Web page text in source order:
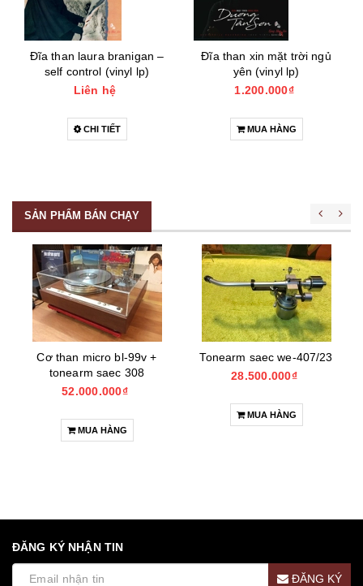
Đĩa than laura branigan –
self control (vinyl lp)
Liên hệ
CHI TIẾT
Đĩa than xin mặt trời ngủ
yên (vinyl lp)
1.200.000₫
MUA HÀNG
SẢN PHẨM BÁN CHẠY
Cơ than micro bl-99v +
tonearm saec 308
52.000.000₫
MUA HÀNG
Tonearm saec we-407/23
28.500.000₫
MUA HÀNG
ĐĂNG KÝ NHẬN TIN
ĐĂNG KÝ